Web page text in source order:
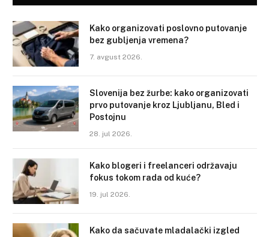
Kako organizovati poslovno putovanje
bez gubljenja vremena?
7. avgust 2026.
Slovenija bez žurbe: kako organizovati
prvo putovanje kroz Ljubljanu, Bled i
Postojnu
28. jul 2026.
Kako blogeri i freelanceri održavaju
fokus tokom rada od kuće?
19. jul 2026.
Kako da sačuvate mladalački izgled